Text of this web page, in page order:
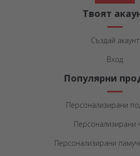
Твоят
Създай акаунт
Вход
Популярни
Персонализирани
Персонализирани
Персонализирани